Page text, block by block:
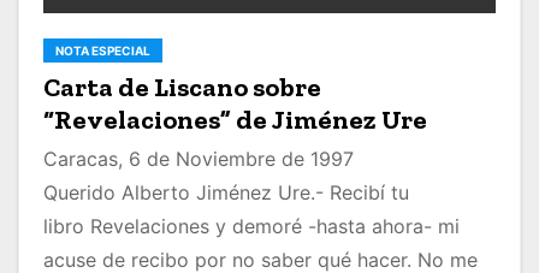
NOTA ESPECIAL
Carta de Liscano sobre
“Revelaciones” de Jiménez Ure
Caracas, 6 de Noviembre de 1997
Querido Alberto Jiménez Ure.- Recibí tu
libro Revelaciones y demoré -hasta ahora- mi
acuse de recibo por no saber qué hacer. No me